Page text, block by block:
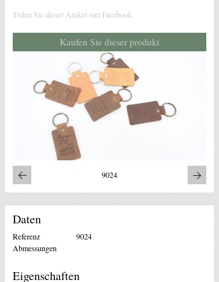
Teilen Sie dieser Artikel met Facebook
Kaufen Sie dieser produkt
9024
Daten
Referenz
9024
Abmessungen
Eigenschaften